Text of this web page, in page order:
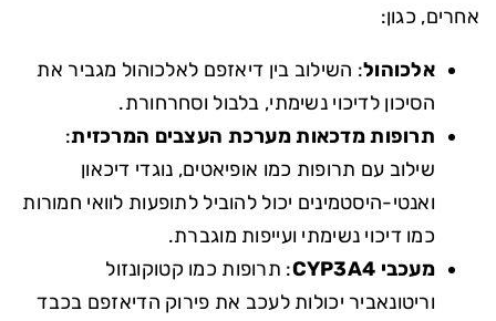
אחרים, כגון:
אלכוהול: השילוב בין דיאזפם לאלכוהול מגביר את
הסיכון לדיכוי נשימתי, בלבול וסחרחורת.
תרופות מדכאות מערכת העצבים המרכזית:
שילוב עם תרופות כמו אופיאטים, נוגדי דיכאון
ואנטי-היסטמינים יכול להוביל לתופעות לוואי חמורות
כמו דיכוי נשימתי ועייפות מוגברת.
מעכבי CYP3A4
: תרופות כמו קטוקונזול
וריטונאביר יכולות לעכב את פירוק הדיאזפם בכבד